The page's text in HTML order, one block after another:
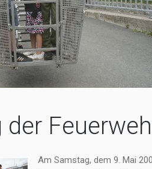
der
Am Samstag, dem 9. Mai